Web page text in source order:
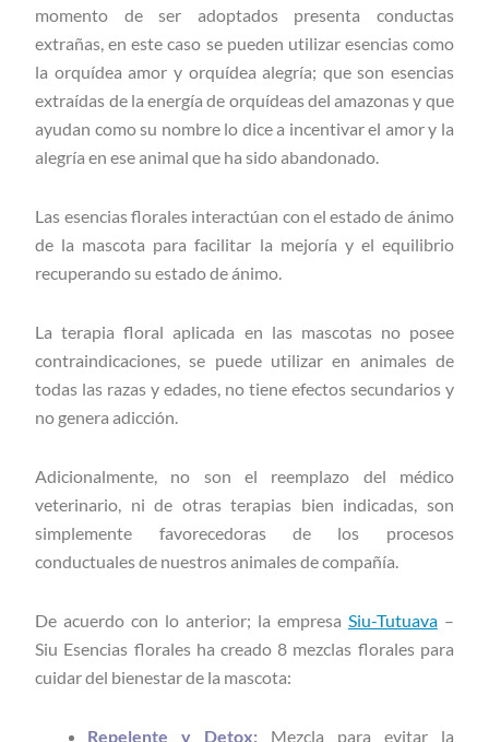
momento de ser adoptados presenta conductas
extrañas, en este caso se pueden utilizar esencias como
la orquídea amor y orquídea alegría; que son esencias
extraídas de la energía de orquídeas del amazonas y que
ayudan como su nombre lo dice a incentivar el amor y la
alegría en ese animal que ha sido abandonado.
Las esencias florales interactúan con el estado de ánimo
de la mascota para facilitar la mejoría y el equilibrio
recuperando su estado de ánimo.
La terapia floral aplicada en las mascotas no posee
contraindicaciones, se puede utilizar en animales de
todas las razas y edades, no tiene efectos secundarios y
no genera adicción.
Adicionalmente, no son el reemplazo del médico
veterinario, ni de otras terapias bien indicadas, son
simplemente favorecedoras de los procesos
conductuales de nuestros animales de compañía.
De acuerdo con lo anterior; la empresa Siu-Tutuava–
Siu Esencias florales ha creado 8 mezclas florales para
cuidar del bienestar de la mascota:
Repelente y Detox: Mezcla para evitar la